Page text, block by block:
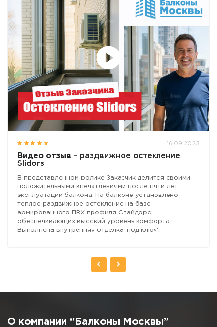
16.09.2023
Видео отзыв - раздвижное остекление
Slidors
В представленном ролике Заказчик делится своими
положительными впечатлениями после пяти лет
эксплуатации балкона. На балконе установлено
теплое раздвижное остекление на базе
армированного ПВХ профиля Слайдорс,
обеспечивающих высокий уровень комфорта.
Выполнена внутренняя отделка 'под ключ'.
О компании “Балконы Москвы”